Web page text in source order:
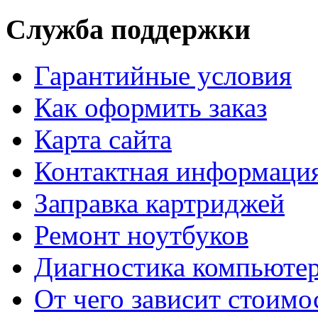
Служба поддержки
Гарантийные условия
Как оформить заказ
Карта сайта
Контактная
Заправка картриджей
Ремонт ноутбуков
Диагностика
От чего зависит